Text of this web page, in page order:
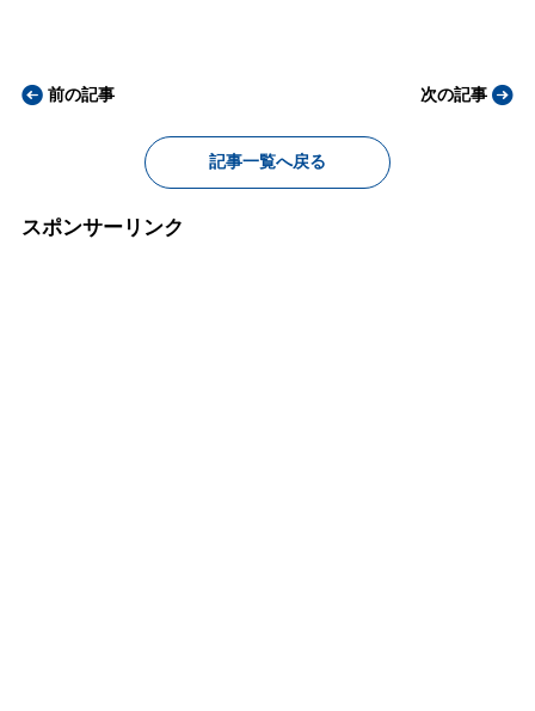
前の記事
記事一覧へ戻る
次の記事
スポンサーリンク